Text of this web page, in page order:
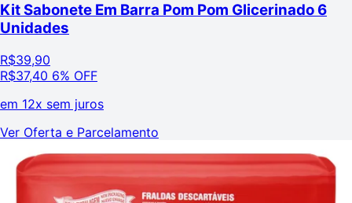
Kit Sabonete Em Barra Pom Pom Glicerinado 6
Unidades
R$39,90
R$37,40 6% OFF
em 12x sem juros
Ver Oferta e Parcelamento